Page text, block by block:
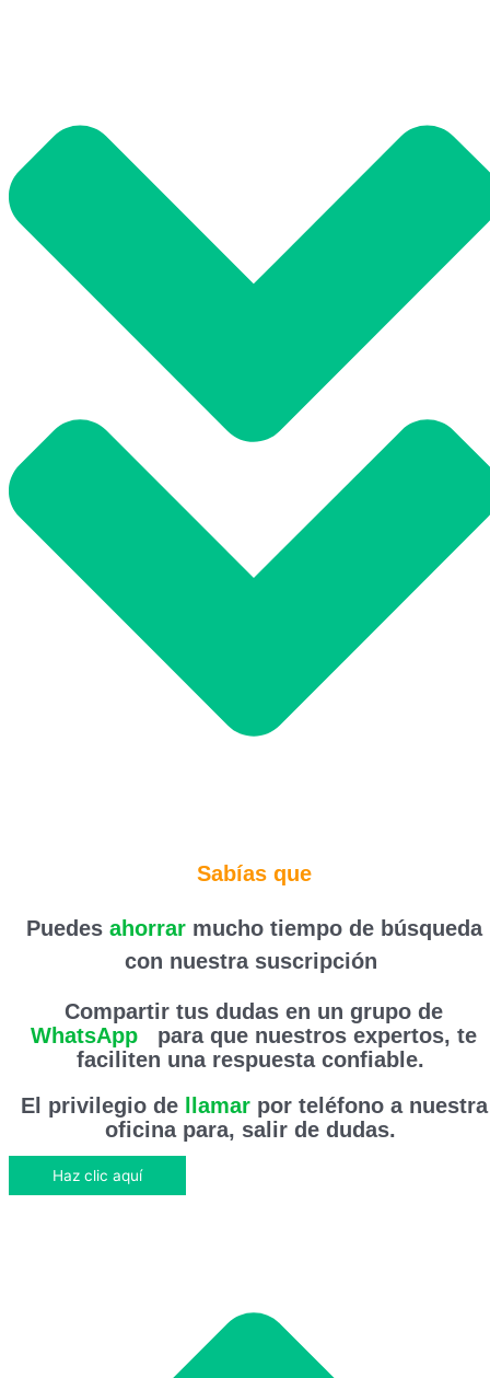
Sabías que
Puedes ahorrarmucho tiempo de búsqueda
con nuestra suscripción
Compartir tus dudas en un grupo de
WhatsApp
para que nuestros expertos, te
faciliten una respuesta confiable.
El privilegio de
llamarpor teléfono a nuestra
oficina para, salir de dudas.
Haz clic aquí